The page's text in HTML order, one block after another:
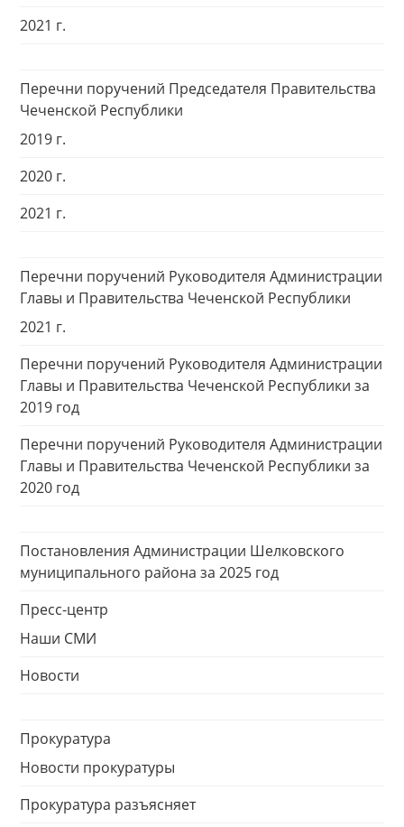
2021 г.
Перечни поручений Председателя Правительства
Чеченской Республики
2019 г.
2020 г.
2021 г.
Перечни поручений Руководителя Администрации
Главы и Правительства Чеченской Республики
2021 г.
Перечни поручений Руководителя Администрации
Главы и Правительства Чеченской Республики за
2019 год
Перечни поручений Руководителя Администрации
Главы и Правительства Чеченской Республики за
2020 год
Постановления Администрации Шелковского
муниципального района за 2025 год
Пресс-центр
Наши СМИ
Новости
Прокуратура
Новости прокуратуры
Прокуратура разъясняет